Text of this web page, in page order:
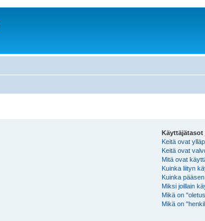
Käyttäjätasot
Keitä ovat
Keitä ovat
Mitä ovat
Kuinka liityn
Kuinka
Miksi joillain
Mikä on
Mikä on